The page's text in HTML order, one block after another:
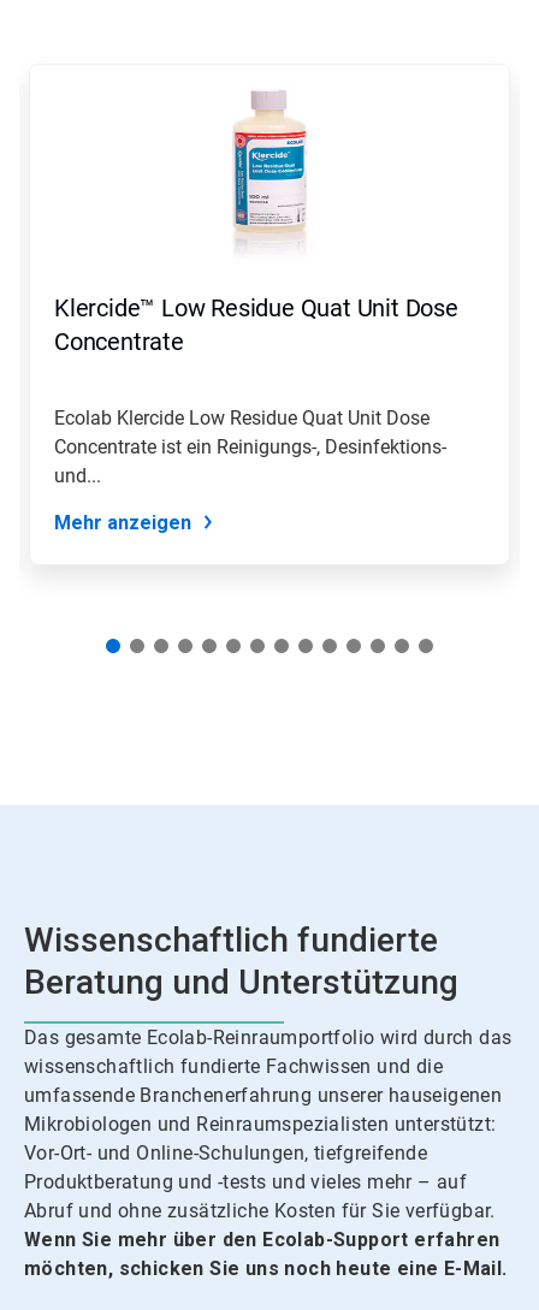
Punkten
Klercide™ Low Residue Quat Unit Dose
Concentrate
Ecolab Klercide Low Residue Quat Unit Dose
Concentrate ist ein Reinigungs-, Desinfektions-
und...
Mehr anzeigen
Wissenschaftlich fundierte
Beratung und Unterstützung
Das gesamte Ecolab-Reinraumportfolio wird durch das
wissenschaftlich fundierte Fachwissen und die
umfassende Branchenerfahrung unserer hauseigenen
Mikrobiologen und Reinraumspezialisten unterstützt:
Vor-Ort- und Online-Schulungen, tiefgreifende
Produktberatung und -tests und vieles mehr – auf
Abruf und ohne zusätzliche Kosten für Sie verfügbar.
Wenn Sie mehr über den Ecolab-Support erfahren
möchten, schicken Sie uns noch heute eine E-Mail.